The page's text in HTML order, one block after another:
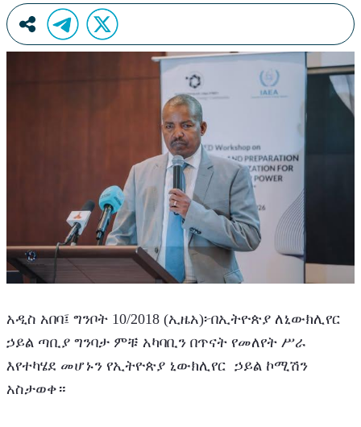
አዲስ አበባ፤ ግንቦት 10/2018 (ኢዜአ)፦በኢትዮጵያ ለኒውክሊየር
ኃይል ጣቢያ ግንባታ ምቹ አካባቢን በጥናት የመለየት ሥራ
እየተካሄደ መሆኑን የኢትዮጵያ ኒውክሊየር  ኃይል ኮሚሽን
አስታወቀ።